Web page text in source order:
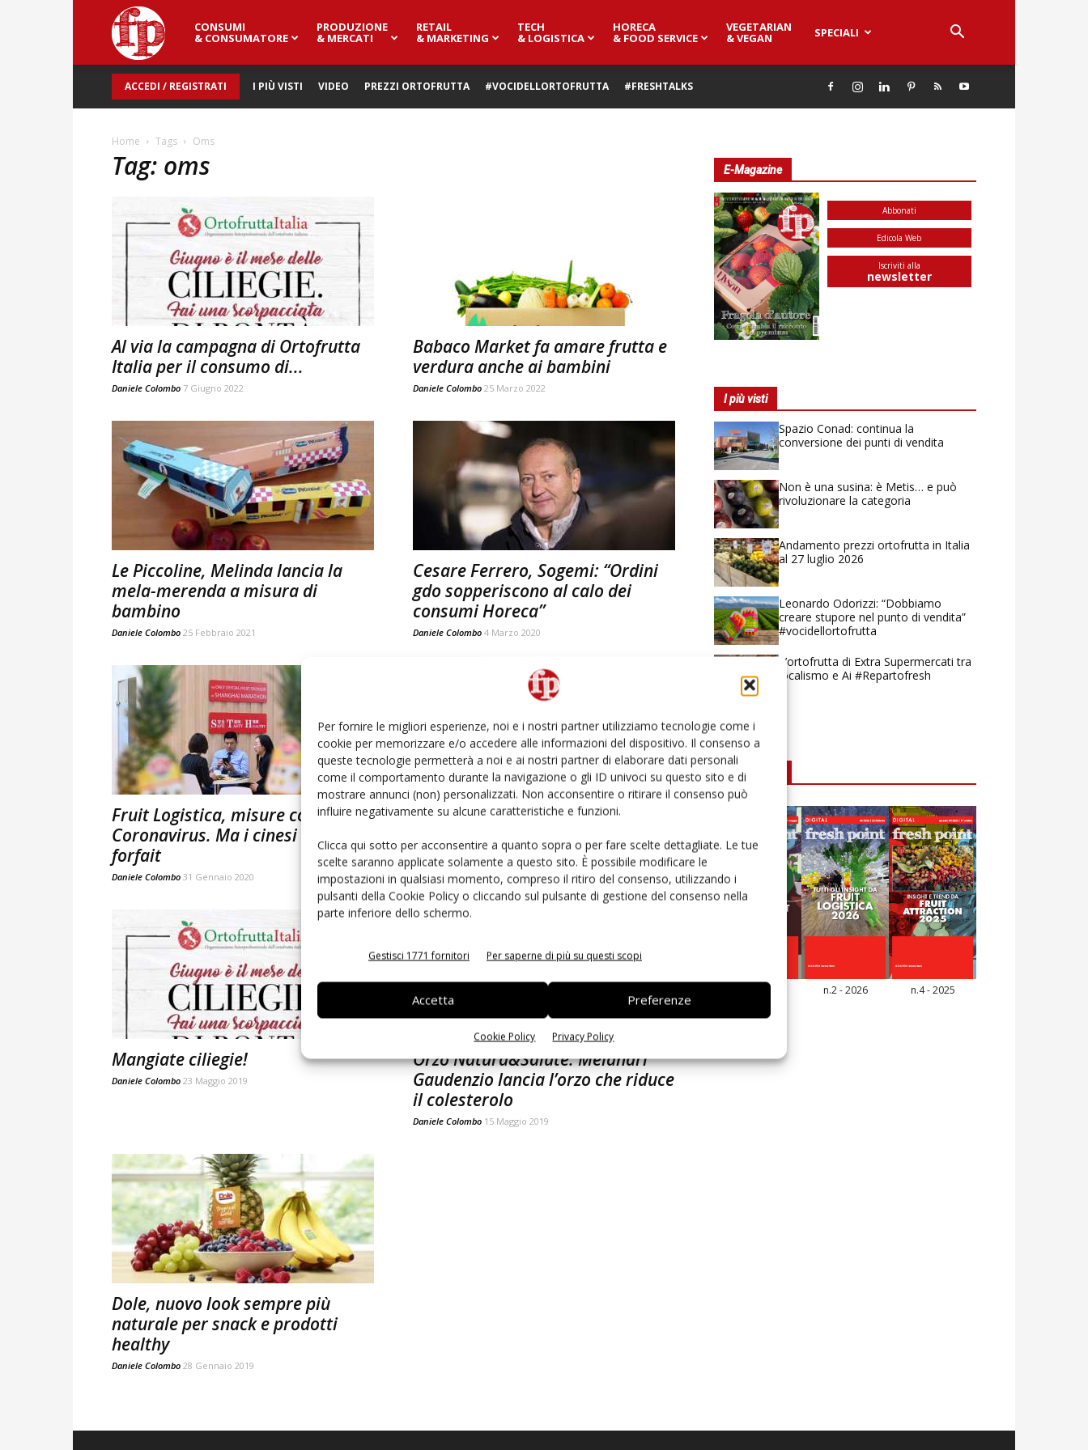
Per fornire le migliori esperienze, noi e i nostri partner utilizziamo tecnologie come i
cookie per memorizzare e/o accedere alle informazioni del dispositivo. Il consenso a
queste tecnologie permetterà a noi e ai nostri partner di elaborare dati personali
come il comportamento durante la navigazione o gli ID univoci su questo sito e di
mostrare annunci (non) personalizzati. Non acconsentire o ritirare il consenso può
influire negativamente su alcune caratteristiche e funzioni.
Clicca qui sotto per acconsentire a quanto sopra o per fare scelte dettagliate. Le tue
scelte saranno applicate solamente a questo sito. È possibile modificare le
impostazioni in qualsiasi momento, compreso il ritiro del consenso, utilizzando i
pulsanti della Cookie Policy o cliccando sul pulsante di gestione del consenso nella
parte inferiore dello schermo.
Gestisci 1771 fornitori Per saperne di più su questi scopi
Accetta Preferenze
Cookie Policy Privacy Policy
Fresh
Point
Magazine
CONSUMI
& CONSUMATORE
PRODUZIONE
& MERCATI
RETAIL
& MARKETING
TECH
& LOGISTICA
HORECA
& FOOD SERVICE
VEGETARIAN
& VEGAN SPECIALI
ACCEDI / REGISTRATI I PIÙ VISTI VIDEO PREZZI ORTOFRUTTA #VOCIDELLORTOFRUTTA #FRESHTALKS
Home Tags Oms
Tag: oms
Al via la campagna di Ortofrutta
Italia per il consumo di...
Daniele Colombo 7 Giugno 2022
Babaco Market fa amare frutta e
verdura anche ai bambini
Daniele Colombo 25 Marzo 2022
Le Piccoline, Melinda lancia la
mela-merenda a misura di
bambino
Daniele Colombo 25 Febbraio 2021
Cesare Ferrero, Sogemi: “Ordini
gdo sopperiscono al calo dei
consumi Horeca”
Daniele Colombo 4 Marzo 2020
Fruit Logistica, misure contro il
Coronavirus. Ma i cinesi danno
forfait
Daniele Colombo 31 Gennaio 2020
Iodì, la patata fonte di iodio che
fa bene alla salute
Daniele Colombo 10 Luglio 2019
Mangiate ciliegie!
Daniele Colombo 23 Maggio 2019
Orzo Natura&Salute: Melandri
Gaudenzio lancia l’orzo che riduce
il colesterolo
Daniele Colombo 15 Maggio 2019
Dole, nuovo look sempre più
naturale per snack e prodotti
healthy
Daniele Colombo 28 Gennaio 2019
E-Magazine
Abbonati
Edicola Web
Iscriviti alla
newsletter
I più visti
Spazio Conad: continua la
conversione dei punti di vendita
Non è una susina: è Metis… e può
rivoluzionare la categoria
Andamento prezzi ortofrutta in Italia
al 27 luglio 2026
Leonardo Odorizzi: “Dobbiamo
creare stupore nel punto di vendita”
#vocidellortofrutta
L’ortofrutta di Extra Supermercati tra
localismo e Ai #Repartofresh
E-magazine
n.3 - 2026 n.2 - 2026 n.4 - 2025